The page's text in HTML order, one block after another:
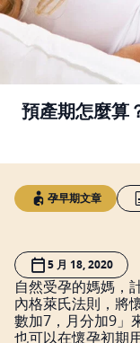
預產期怎麼算
孕早期文章
5 月 18, 2020
自然受孕的媽媽，
內格萊氏法則，將
數加7，月分加9」
也可以在懷孕初期